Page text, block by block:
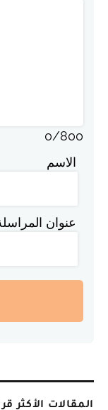
0/800
الاسم
عنوان
المقالات الأكثر